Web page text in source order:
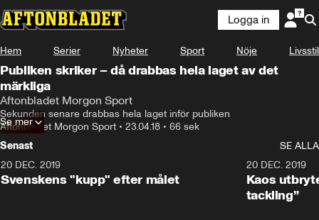
Logga in
Hem Serier Nyheter Sport Nöje Livsstil
Publiken skriker – då drabbas hela laget av det
märkliga
Aftonbladet Morgon Sport
Sekunden senare drabbas hela laget inför publiken
Aftonbladet Morgon Sport • 23.04.18 • 66 sek
Se mer
Senast
SE ALLA
20 DEC. 2019
Svenskens "kupp" efter målet
20 DEC. 2019
Kaos
tackling”